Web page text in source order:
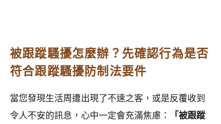
被跟蹤騷擾怎麼辦？先確認行為是否
符合跟蹤騷擾防制法要件
當您發現生活周遭出現了不速之客，或是反覆收到
令人不安的訊息，心中一定會充滿焦慮：
「被跟蹤